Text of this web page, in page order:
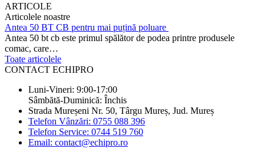
ARTICOLE
Articolele noastre
Antea 50 BT CB pentru mai puțină poluare
Antea 50 bt cb este primul spălător de podea printre produsele
comac, care…
Toate articolele
CONTACT ECHIPRO
Luni-Vineri: 9:00-17:00
Sâmbătă-Duminică: Închis
Strada Mureșeni Nr. 50, Târgu Mureș, Jud. Mureș
Telefon Vânzări: 0755 088 396
Telefon Service: 0744 519 760
Email: contact@echipro.ro